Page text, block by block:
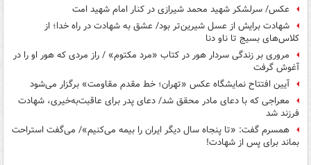
عکس/ سرلشکر شهید محمد شیرازی در کنار امام شهید امت
شهادت برایش از عسل شیرین‌تر بود/ عشق به شهادت در راه خدا؛ از
کلاس‌های بسیج تا ناو دنا
مروری بر زندگی سردار هور در کتاب «مرد مکتوم» / راز مردی که هور او را در
آغوش گرفت
آیین افتتاح نمایشگاه عکس «تهران؛ خط مقدم مقاومت» برگزار می‌شود
معراجی که با دعای مادر محقق شد/ دعای پدر برای عاقبت‌به‌خیری، شهادت
فرزند شد
همسرم گفت: «تا پنجاه سال دیگر ایران را بیمه می‌کنیم»/ می‌گفت استراحت
بماند برای پس از شهادت!